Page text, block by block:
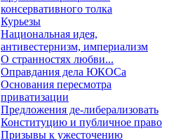
консервативного толка
Курьезы
Национальная идея,
антивестернизм, империализм
О странностях любви...
Оправдания дела ЮКОСа
Основания пересмотра
приватизации
Предложения де-либерализовать
Конституцию и публичное право
Призывы к ужесточению